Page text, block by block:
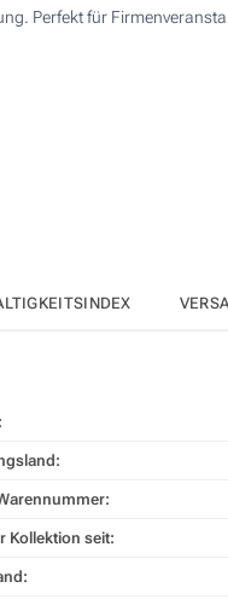
Perfekt für
Kollektion seit: